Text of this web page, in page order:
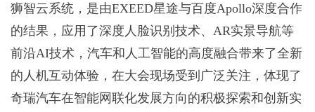
狮智云系统，是由EXEED星途与百度Apollo深度合作
的结果，应用了深度人脸识别技术、AR实景导航等
前沿AI技术，汽车和人工智能的高度融合带来了全新
的人机互动体验，在大会现场受到广泛关注，体现了
奇瑞汽车在智能网联化发展方向的积极探索和创新实